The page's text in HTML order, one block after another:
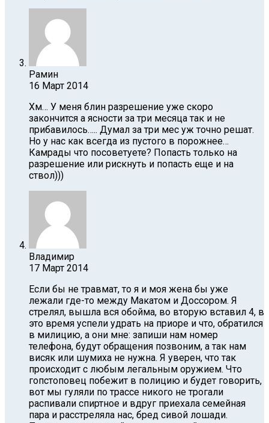
Рамин
16 Март 2014
Хм… У меня блин разрешение уже скоро
закончится а ясности за три месяца так и не
прибавилось….. Думал за три мес уж точно решат.
Но у нас как всегда из пустого в порожнее…
Камрады что посоветуете? Попасть только на
разрешение или рискнуть и попасть еще и на
ствол)))
Владимир
17 Март 2014
Если бы не травмат, то я и моя жена бы уже
лежали где-то между Макатом и Доссором. Я
стрелял, вышла вся обойма, во вторую вставил 4, в
это время успели удрать на приоре и что, обратился
в милицию, а они мне: запиши нам номер
телефона, будут обращения позвоним, а так нам
висяк или шумиха не нужна. Я уверен, что так
происходит с любым легальным оружием. Что
гопстоповец побежит в полицию и будет говорить,
вот мы гуляли по трассе никого не трогали
распивали спиртное и вдруг приехала семейная
пара и расстреляла нас, бред сивой лошади.